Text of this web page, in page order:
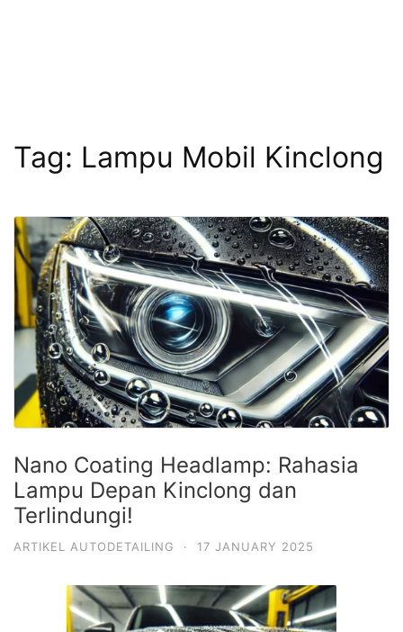
Tag: Lampu Mobil Kinclong
Nano Coating Headlamp: Rahasia
Lampu Depan Kinclong dan
Terlindungi!
ARTIKEL AUTODETAILING · 17 JANUARY 2025